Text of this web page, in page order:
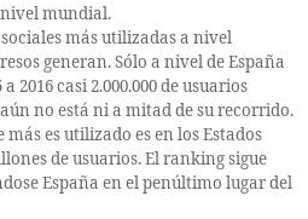
mundial.
más utilizadas a nivel
generan. Sólo a nivel de España
2016 casi 2.000.000 de usuarios
no está ni a mitad de su recorrido.
es utilizado es en los Estados
de usuarios. El ranking sigue
España en el penúltimo lugar del